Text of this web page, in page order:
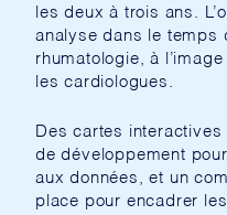
les deux à trois ans.
analyse dans le temps
rhumatologie, à
les cardiologues.
Des cartes interactives
de développement
aux données, et un
place pour encadrer